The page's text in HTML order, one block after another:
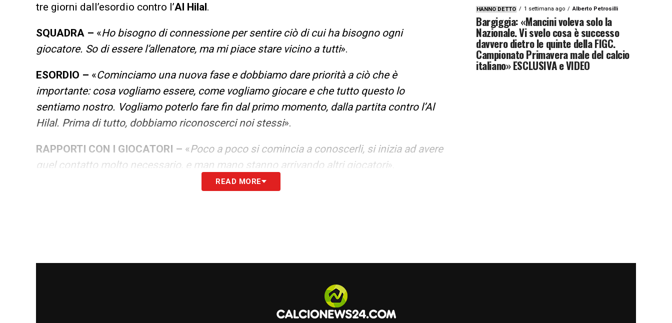
tre giorni dall’esordio contro l’Al Hilal.
SQUADRA – «Ho bisogno di connessione per sentire ciò di cui ha bisogno ogni
giocatore. So di essere l’allenatore, ma mi piace stare vicino a tutti».
ESORDIO – «Cominciamo una nuova fase e dobbiamo dare priorità a ciò che è
importante: cosa vogliamo essere, come vogliamo giocare e che tutto questo lo
sentiamo nostro. Vogliamo poterlo fare fin dal primo momento, dalla partita contro l’Al
Hilal. Prima di tutto, dobbiamo riconoscerci noi stessi».
RAPPORTI CON I GIOCATORI – «Poco a poco si comincia a conoscerli, si inizia ad avere
quel contatto molto necessario, e man mano stanno arrivando altri giocatori».
Bisogna accelerare tutto perché abbiamo pochissimo tempo per
READ MORE
HANNO DETTO 1 settimana ago Alberto Petrosilli
Bargiggia: «Mancini voleva solo la
Nazionale. Vi svelo cosa è successo
davvero dietro le quinte della FIGC.
Campionato Primavera male del calcio
italiano» ESCLUSIVA e VIDEO